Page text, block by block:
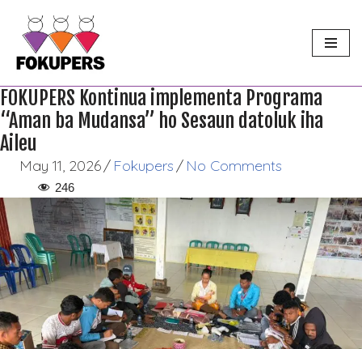
Skip
to
FOKUPERS Kontinua implementa Programa
“Aman ba Mudansa” ho Sesaun datoluk iha
Aileu
May 11, 2026/ Fokupers / No Comments
246